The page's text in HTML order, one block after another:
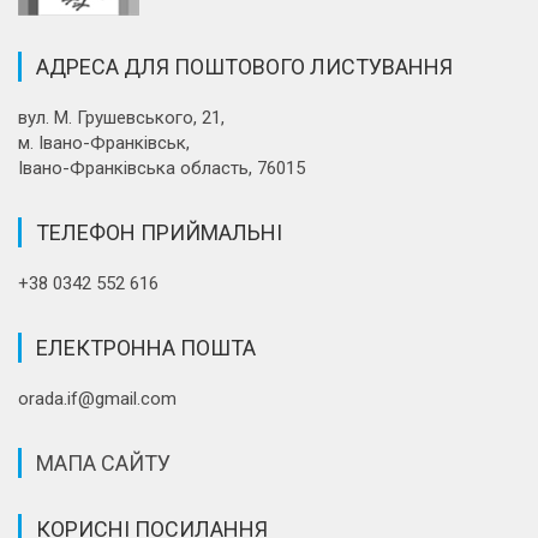
АДРЕСА ДЛЯ ПОШТОВОГО ЛИСТУВАННЯ
вул. М. Грушевського, 21,
м. Івано-Франківськ,
Івано-Франківська область, 76015
ТЕЛЕФОН ПРИЙМАЛЬНІ
+38 0342 552 616
ЕЛЕКТРОННА ПОШТА
orada.if@gmail.com
МАПА САЙТУ
КОРИСНІ ПОСИЛАННЯ